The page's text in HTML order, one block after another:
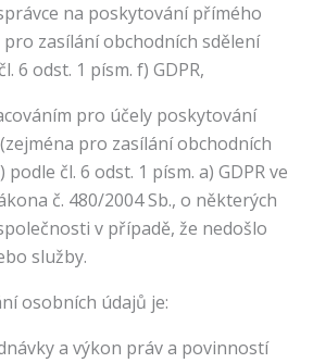
na poskytování přímého
zasílání obchodních sdělení
6 odst. 1 písm. f) GDPR,
pro účely poskytování
pro zasílání obchodních
čl. 6 odst. 1 písm. a) GDPR ve
č. 480/2004 Sb., o některých
v případě, že nedošlo
služby.
osobních údajů je:
a výkon práv a povinností